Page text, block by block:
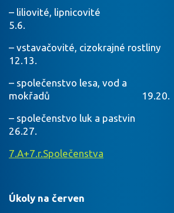
– liliovité,
5.6.
– vstavačovité,
12.13.
– společenstvo lesa, vod a
mokřadů 19.20.
– společenstvo luk
26.27.
7.A+7.r.Společenstva
Úkoly na červen